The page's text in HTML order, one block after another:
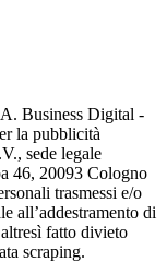
Business Digital -
la pubblicità
sede legale
46, 20093 Cologno
trasmessi e/o
all’addestramento di
fatto divieto
scraping.